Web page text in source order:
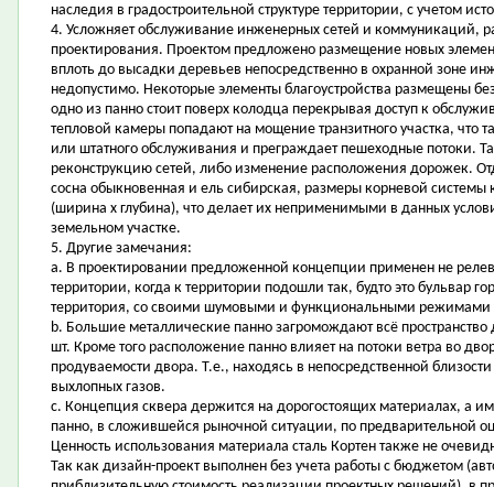
наследия в градостроительной структуре территории, с учетом
4. Усложняет обслуживание инженерных сетей и коммуникаций,
проектирования. Проектом предложено размещение новых
вплоть до высадки деревьев непосредственно в охранной зоне
недопустимо. Некоторые элементы благоустройства размещены
одно из панно стоит поверх колодца перекрывая доступ к
тепловой камеры попадают на мощение транзитного участка, что
или штатного обслуживания и преграждает пешеходные потоки.
реконструкцию сетей, либо изменение расположения дорожек.
сосна обыкновенная и ель сибирская, размеры корневой
(ширина х глубина), что делает их неприменимыми в данных
земельном участке.
5. Другие замечания:
a. В проектировании предложенной концепции применен не
территории, когда к территории подошли так, будто это бульвар
территория, со своими шумовыми и функциональными режимами
b. Большие металлические панно загромождают всё
шт. Кроме того расположение панно влияет на потоки ветра во
продуваемости двора. Т.е., находясь в непосредственной
выхлопных газов.
c. Концепция сквера держится на дорогостоящих материалах, а
панно, в сложившейся рыночной ситуации, по предварительной
Ценность использования материала сталь Кортен также не
Так как дизайн-проект выполнен без учета работы с бюджетом